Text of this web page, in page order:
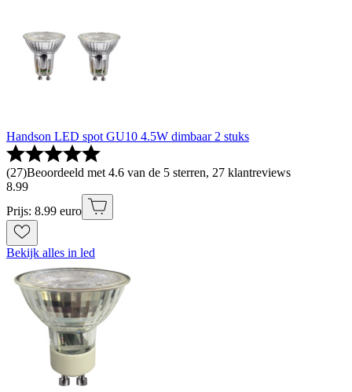
Handson LED spot GU10 4.5W dimbaar 2 stuks
(27)Beoordeeld met 4.6 van de 5 sterren, 27 klantreviews
8.99
Prijs: 8.99 euro
Bekijk alles in led